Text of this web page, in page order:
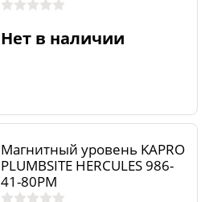
Нет в наличии
Магнитный уровень KAPRO
PLUMBSITE HERCULES 986-
41-80РМ